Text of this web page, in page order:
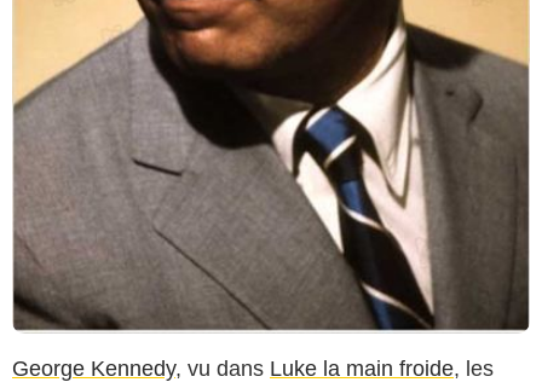
George Kennedy, vu dans Luke la main froide, les